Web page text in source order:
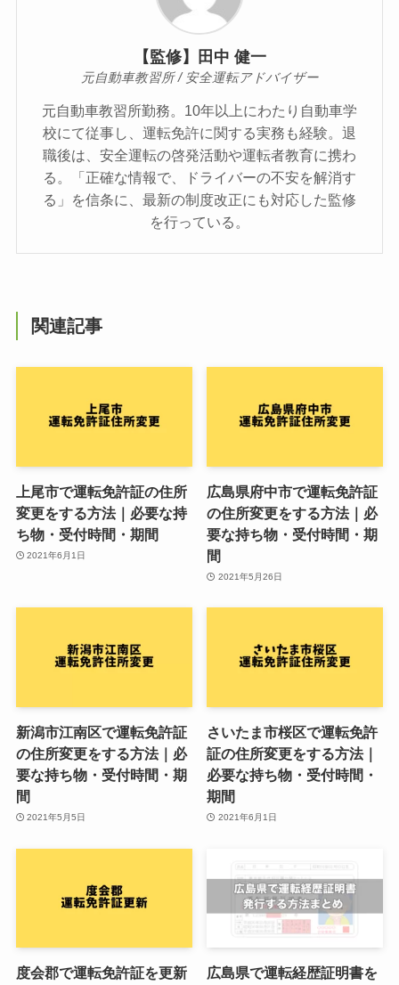
【監修】田中 健一
元自動車教習所 / 安全運転アドバイザー
元自動車教習所勤務。10年以上にわたり自動車学
校にて従事し、運転免許に関する実務も経験。退
職後は、安全運転の啓発活動や運転者教育に携わ
る。「正確な情報で、ドライバーの不安を解消す
る」を信条に、最新の制度改正にも対応した監修
を行っている。
関連記事
上尾市で運転免許証の住所
変更をする方法｜必要な持
ち物・受付時間・期間
2021年6月1日
広島県府中市で運転免許証
の住所変更をする方法｜必
要な持ち物・受付時間・期
間
2021年5月26日
新潟市江南区で運転免許証
の住所変更をする方法｜必
要な持ち物・受付時間・期
間
2021年5月5日
さいたま市桜区で運転免許
証の住所変更をする方法｜
必要な持ち物・受付時間・
期間
2021年6月1日
度会郡で運転免許証を更新
広島県で運転経歴証明書を